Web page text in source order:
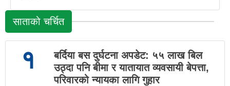
साताको चर्चित
१
बर्दिया बस दुर्घटना अपडेट: ५५ लाख बिल
उठ्दा पनि बीमा र यातायात व्यवसायी बेपत्ता,
परिवारको न्यायका लागि गुहार